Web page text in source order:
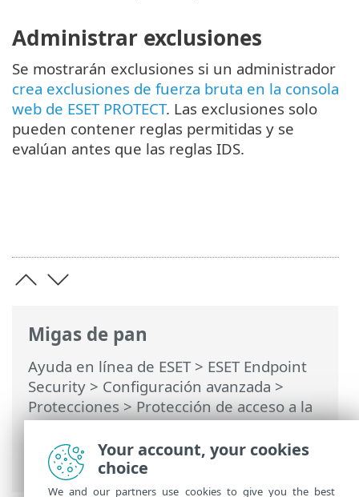
Migas de pan
Ayuda en línea de ESET> ESET Endpoint
Security > Configuración avanzada >
Protecciones>Protección de acceso a la
red>Protección contra ataques en la red
(IDS)>Protección contra ataques de
fuerza bruta> Exclusiones
Administrar exclusiones
Se mostrarán exclusiones si un administrador
crea exclusiones de fuerza bruta en la consola
web de ESET PROTECT. Las exclusiones solo
pueden contener reglas permitidas y se
evalúan antes que las reglas IDS.
Your account, your cookies
choice
We and our partners use cookies to give you the best